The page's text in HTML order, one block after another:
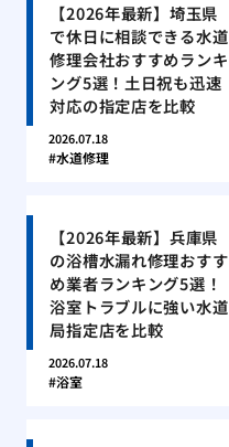
【2026年最新】埼玉県
で休日に相談できる水道
修理会社おすすめランキ
ング5選！土日祝も迅速
対応の指定店を比較
2026.07.18
水道修理
【2026年最新】兵庫県
の浴槽水漏れ修理おすす
め業者ランキング5選！
浴室トラブルに強い水道
局指定店を比較
2026.07.18
浴室